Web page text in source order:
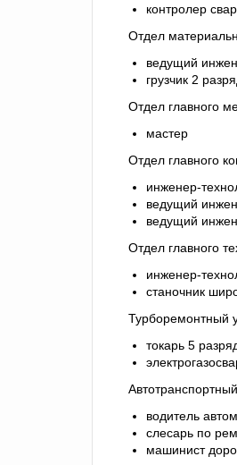
контролер
Отдел
ведущий
грузчик 2
Отдел главного
мастер
Отдел главного
инженер-
ведущий
ведущий
Отдел главного
инженер-
станочник
Турборемонтный
токарь 5
водитель
слесарь по
машинист